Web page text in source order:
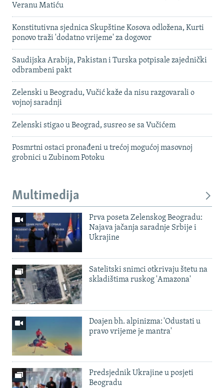
Veranu Matiću
Konstitutivna sjednica Skupštine Kosova odložena, Kurti
ponovo traži 'dodatno vrijeme' za dogovor
Saudijska Arabija, Pakistan i Turska potpisale zajednički
odbrambeni pakt
Zelenski u Beogradu, Vučić kaže da nisu razgovarali o
vojnoj saradnji
Zelenski stigao u Beograd, susreo se sa Vučićem
Posmrtni ostaci pronađeni u trećoj mogućoj masovnoj
grobnici u Zubinom Potoku
Multimedija
Prva poseta Zelenskog Beogradu:
Najava jačanja saradnje Srbije i
Ukrajine
Satelitski snimci otkrivaju štetu na
skladištima ruskog 'Amazona'
Doajen bh. alpinizma: 'Odustati u
pravo vrijeme je mantra'
Predsjednik Ukrajine u posjeti
Beogradu